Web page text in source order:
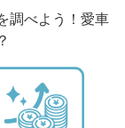
調べよう！愛車